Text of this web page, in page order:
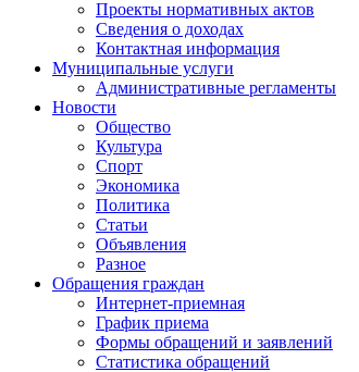
Проекты нормативных актов
Сведения о доходах
Контактная информация
Муниципальные услуги
Административные регламенты
Новости
Общество
Культура
Спорт
Экономика
Политика
Статьи
Объявления
Разное
Обращения граждан
Интернет-приемная
График приема
Формы обращений и заявлений
Статистика обращений